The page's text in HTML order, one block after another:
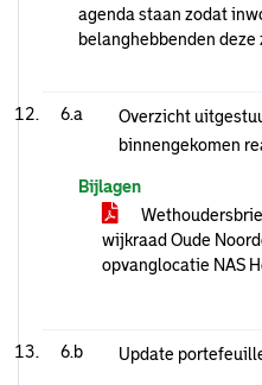
agenda staan zodat
belanghebbenden
6.a
Overzicht
binnengekomen
Bijlagen
wijkraad Oude
opvanglocatie NAS
6.b Update